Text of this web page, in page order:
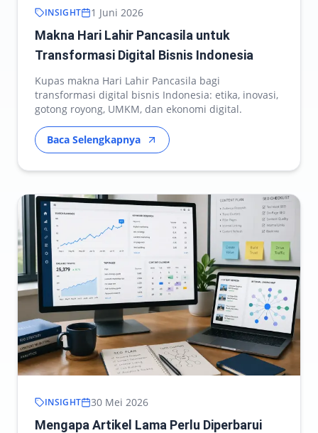
INSIGHT 1 Juni 2026
Makna Hari Lahir Pancasila untuk
Transformasi Digital Bisnis Indonesia
Kupas makna Hari Lahir Pancasila bagi
transformasi digital bisnis Indonesia: etika, inovasi,
gotong royong, UMKM, dan ekonomi digital.
Baca Selengkapnya
INSIGHT 30 Mei 2026
Mengapa Artikel Lama Perlu Diperbarui